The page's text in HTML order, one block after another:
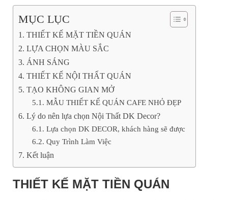
MỤC LỤC
THIẾT KẾ MẶT TIỀN QUÁN
LỰA CHỌN MÀU SẮC
ÁNH SÁNG
THIẾT KẾ NỘI THẤT QUÁN
TẠO KHÔNG GIAN MỞ
MẪU THIẾT KẾ QUÁN CAFE NHỎ ĐẸP
Lý do nên lựa chọn Nội Thất DK Decor?
Lựa chọn DK DECOR, khách hàng sẽ được
Quy Trình Làm Việc
Kết luận
THIẾT KẾ MẶT TIỀN QUÁN